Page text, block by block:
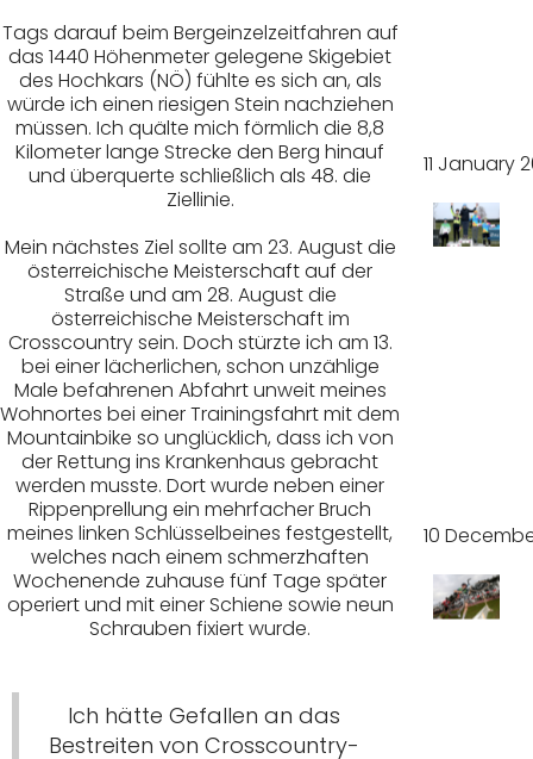
Tags darauf beim Bergeinzelzeitfahren auf
das 1440 Höhenmeter gelegene Skigebiet
des Hochkars (NÖ) fühlte es sich an, als
würde ich einen riesigen Stein nachziehen
müssen. Ich quälte mich förmlich die 8,8
Kilometer lange Strecke den Berg hinauf
und überquerte schließlich als 48. die
Ziellinie.
Mein nächstes Ziel sollte am 23. August die
österreichische Meisterschaft auf der
Straße und am 28. August die
österreichische Meisterschaft im
Crosscountry sein. Doch stürzte ich am 13.
bei einer lächerlichen, schon unzählige
Male befahrenen Abfahrt unweit meines
Wohnortes bei einer Trainingsfahrt mit dem
Mountainbike so unglücklich, dass ich von
der Rettung ins Krankenhaus gebracht
werden musste. Dort wurde neben einer
Rippenprellung ein mehrfacher Bruch
meines linken Schlüsselbeines festgestellt,
welches nach einem schmerzhaften
Wochenende zuhause fünf Tage später
operiert und mit einer Schiene sowie neun
Schrauben fixiert wurde.
Ich hätte Gefallen an das
Bestreiten von Crosscountry-
11 January
10